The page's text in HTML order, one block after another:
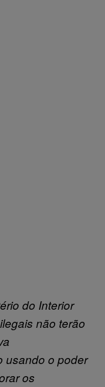
do Interior
não terão
usando o poder
os